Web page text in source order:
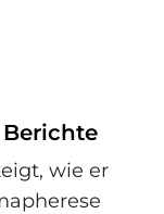
wie er